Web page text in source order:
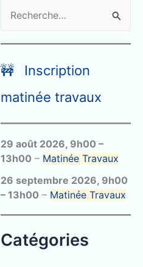
e
c
h
r
c
h
e
r
🚧 Inscription
matinée travaux
29 août 2026, 9h00 –
13h00 – Matinée Travaux
26 septembre 2026, 9h00
– 13h00 – Matinée Travaux
Catégories